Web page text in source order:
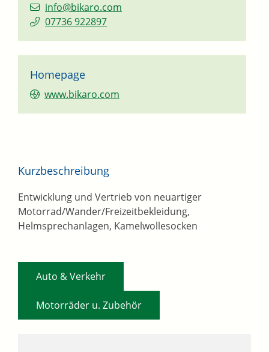
info@bikaro.com
07736 922897
Homepage
www.bikaro.com
Kurzbeschreibung
Entwicklung und Vertrieb von neuartiger
Motorrad/Wander/Freizeitbekleidung,
Helmsprechanlagen, Kamelwollesocken
Auto & Verkehr
Motorräder u. Zubehör